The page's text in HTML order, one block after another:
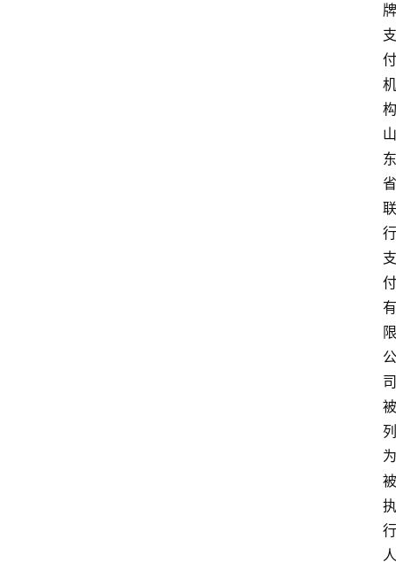
牌
支
付
机
构
山
东
省
联
行
支
付
有
限
公
司
被
列
为
被
执
行
人